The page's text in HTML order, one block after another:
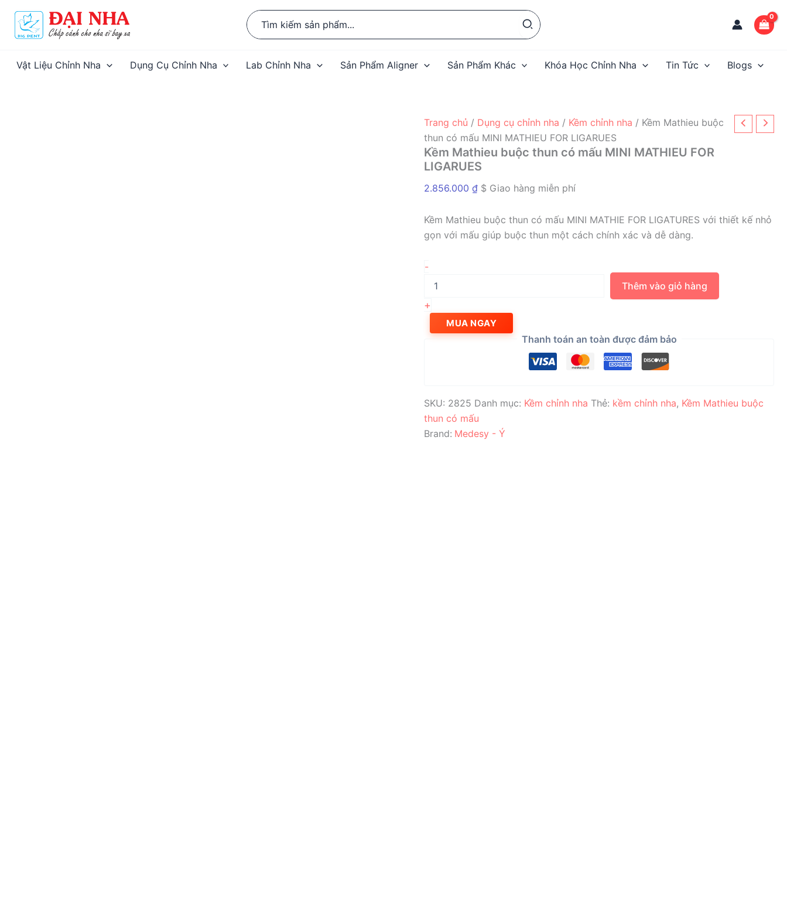
Search
for:
Vật Liệu Chỉnh Nha Dụng Cụ Chỉnh Nha Lab Chỉnh Nha Sản Phẩm Aligner Sản Phẩm Khác Khóa Học Chỉnh Nha Tin Tức Blogs
Trang chủ / Dụng cụ chỉnh nha / Kềm chỉnh nha / Kềm Mathieu buộc
thun có mấu MINI MATHIEU FOR LIGARUES
Kềm Mathieu buộc thun có mấu MINI MATHIEU FOR
LIGARUES
2.856.000 ₫ $ Giao hàng miễn phí
Kềm Mathieu buộc thun có mấu MINI MATHIE FOR LIGATURES với thiết kế nhỏ
gọn với mấu giúp buộc thun một cách chính xác và dễ dàng.
-
buộc
có
MINI
+
Thêm vào giỏ hàng
MUA NGAY
Thanh toán an toàn được đảm bảo
SKU: 2825 Danh mục: Kềm chỉnh nha Thẻ: kềm chỉnh nha, Kềm Mathieu buộc
thun có mấu
Brand: Medesy - Ý